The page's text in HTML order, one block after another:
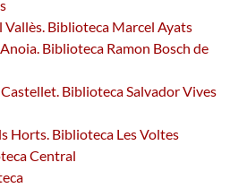
Vallès. Biblioteca Marcel Ayats
Biblioteca Ramon Bosch de
Biblioteca Salvador Vives
Horts. Biblioteca Les Voltes
Central